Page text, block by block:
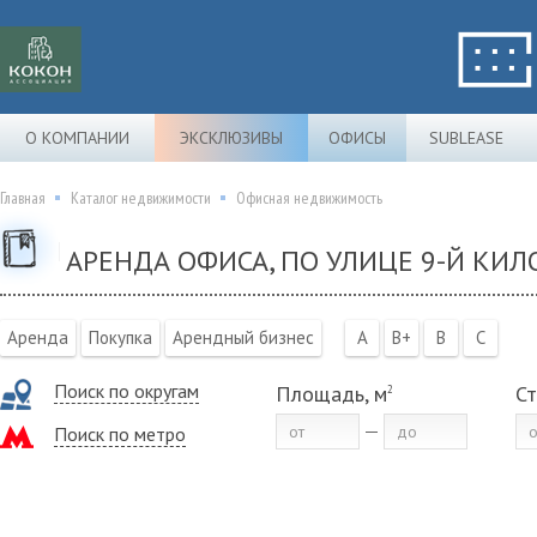
О КОМПАНИИ ЭКСКЛЮЗИВЫ ОФИСЫ SUBLEASE
Главная Каталог недвижимости Офисная недвижимость
АРЕНДА ОФИСА, ПО УЛИЦЕ 9-Й
Аренда Покупка Арендный бизнес A B+ B C
Поиск по округам
Поиск по метро
Площадь, м2